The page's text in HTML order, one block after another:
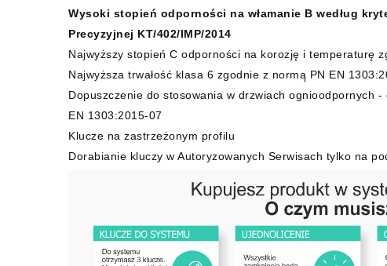
Wysoki stopień odporności na włamanie B według
Precyzyjnej KT/402/IMP/2014
Najwyższy stopień C odporności na korozję i temperaturę
Najwyższa trwałość klasa 6 zgodnie z normą PN EN
Dopuszczenie do stosowania w drzwiach ognioodpornych
EN 1303:2015-07
Klucze na zastrzeżonym profilu
Dorabianie kluczy w Autoryzowanych Serwisach tylko na